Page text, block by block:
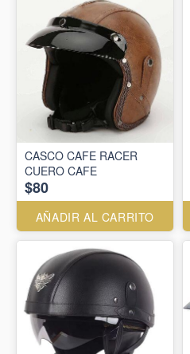
CASCO CAFE RACER
CUERO CAFE
$80
AÑADIR AL CARRITO